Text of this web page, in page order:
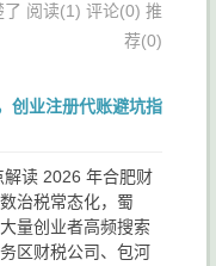
阅读(1) 评论(0) 推
荐(0)
创业注册代账避坑指
读 2026 年合肥财
治税常态化，蜀
量创业者高频搜索
区财税公司、包河